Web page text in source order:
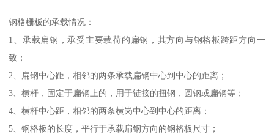
钢格栅板的承载情况：
1、承载扁钢，承受主要载荷的扁钢，其方向与钢格板跨距方向一
致；
2、扁钢中心距，相邻的两条承载扁钢中心到中心的距离；
3、横杆，固定于扁钢上的，用于链接的扭钢，圆钢或扁钢等；
4、横杆中心距，相邻的两条横岗中心到中心的距离；
5、钢格板的长度，平行于承载扁钢方向的钢格板尺寸；